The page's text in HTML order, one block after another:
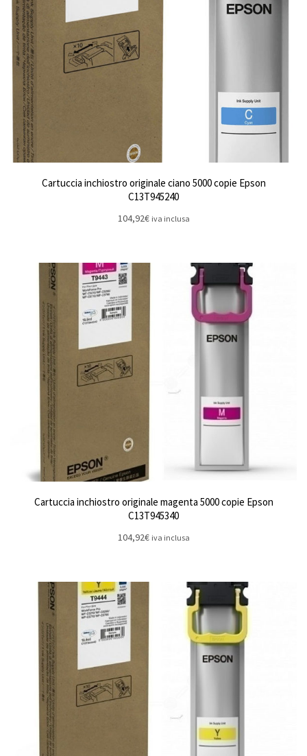
Cartuccia inchiostro originale ciano 5000 copie Epson
C13T945240
104,92€ iva inclusa
Cartuccia inchiostro originale magenta 5000 copie Epson
C13T945340
104,92€ iva inclusa